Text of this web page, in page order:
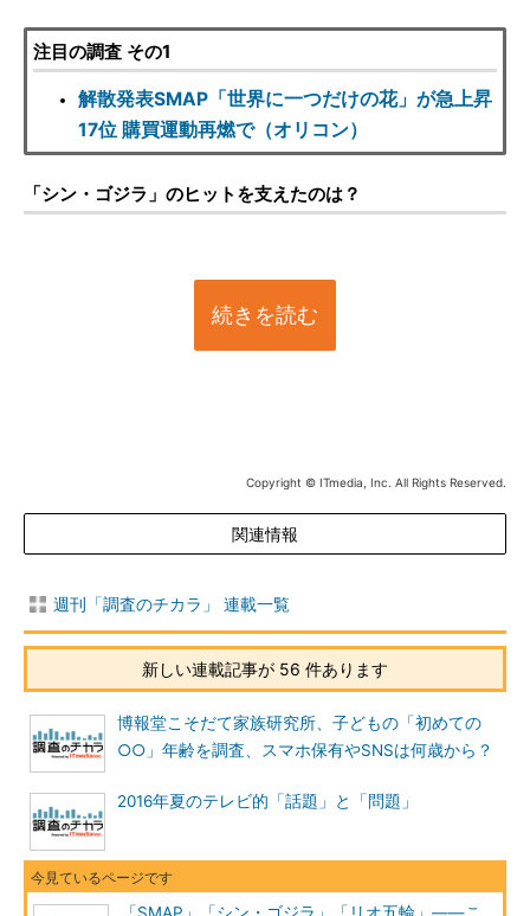
注目の調査 その1
解散発表SMAP「世界に一つだけの花」が急上昇
17位 購買運動再燃で（オリコン）
「シン・ゴジラ」のヒットを支えたのは？
続きを読む
Copyright © ITmedia, Inc. All Rights Reserved.
関連情報
週刊「調査のチカラ」 連載一覧
新しい連載記事が 56 件あります
博報堂こそだて家族研究所、子どもの「初めての
○○」年齢を調査、スマホ保有やSNSは何歳から？
2016年夏のテレビ的「話題」と「問題」